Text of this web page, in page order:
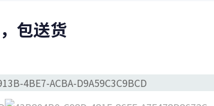
包送货